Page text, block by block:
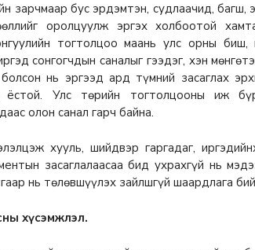
зарчмаар бус эрдэмтэн, судлаачид, багш,
оролцуулж эргэх холбоотой
тогтолцоо маань улс орны биш,
сонгогчдын саналыг гээдэг, хэн
нь эргээд ард түмний засаглах
ёстой. Улс төрийн тогтолцооны иж
олон санал гарч байна.
хууль, шийдвэр гаргадаг,
засаглалаасаа бид ухрахгүй нь
нь төлөвшүүлэх зайлшгүй шаардлага
хүсэмжлэл.